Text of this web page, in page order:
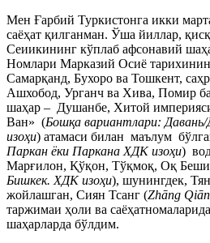
Мен Ғарбий Туркистонга икки
саёҳат қилганман. Ўша йиллар,
Сеиикининг кўплаб афсонавий
Номлари Марказий Осиё
Самарқанд, Бухоро ва Тошкент,
Ашхобод, Урганч ва Хива, Помир
шаҳар – Душанбе, Хитой
Ван» (Бошқа вариантлари:
изоҳи) атамаси билан маълум
Паркан ёки Паркана ХДК изоҳи)
Марғилон, Қўқон, Тўқмоқ, Оқ
Бишкек. ХДК изоҳи), шунингдек,
жойлашган, Сиян Тсанг (Zhāng
таржимаи ҳоли ва
шаҳарларда бўлдим.